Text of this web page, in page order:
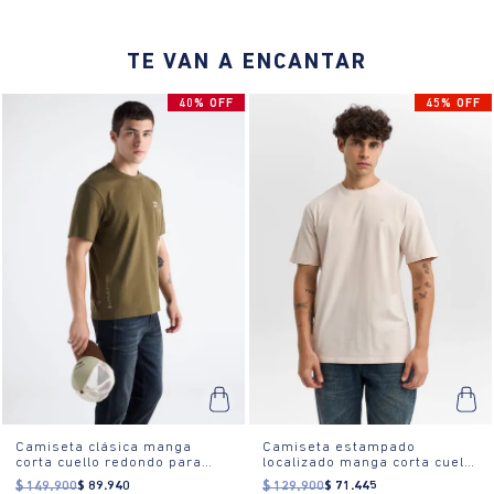
TE VAN A ENCANTAR
40% OFF
Camiseta clásica manga
corta cuello redondo para
hombre
$ 149.900$ 89.940
45% OFF
Camiseta estampado
localizado manga corta cuello
redondo para hombre
$ 129.900$ 71 .445